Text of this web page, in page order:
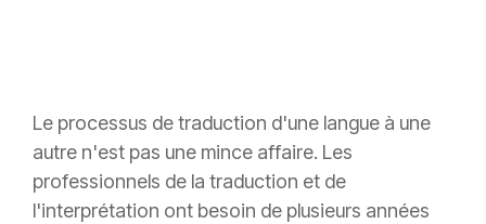
Le processus de traduction d'une langue à une
autre n'est pas une mince affaire. Les
professionnels de la traduction et de
l'interprétation ont besoin de plusieurs années